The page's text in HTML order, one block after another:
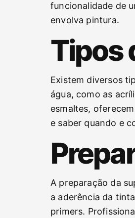
funcionalidade de
envolva pintura.
Tipos
Existem diversos
água, como as
esmaltes,
e saber quando e
A preparação da
a aderência da
primers.